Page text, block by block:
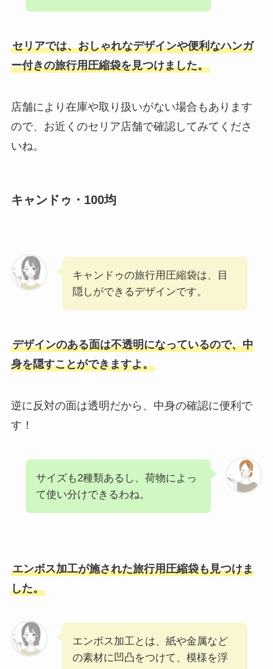
セリアでは、おしゃれなデザインや便利なハンガ
ー付きの旅行用圧縮袋を見つけました。
店舗により在庫や取り扱いがない場合もあります
ので、お近くのセリア店舗で確認してみてくださ
いね。
キャンドゥ・100均
キャンドゥの旅行用圧縮袋は、目
隠しができるデザインです。
デザインのある面は不透明になっているので、中
身を隠すことができますよ。
逆に反対の面は透明だから、中身の確認に便利で
す！
サイズも2種類あるし、荷物によっ
て使い分けできるわね。
エンボス加工が施された旅行用圧縮袋も見つけま
した。
エンボス加工とは、紙や金属など
の素材に凹凸をつけて、模様を浮